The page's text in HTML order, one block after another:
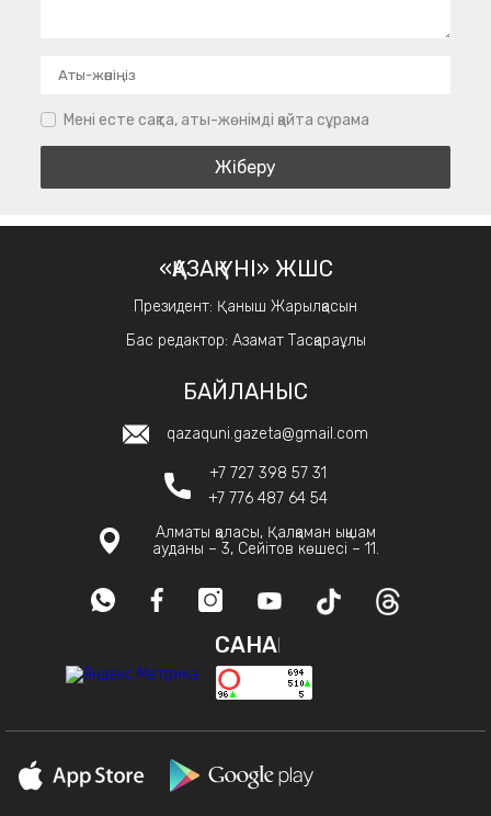
Мені есте сақта, аты-жөнімді қайта сұрама
«ҚАЗАҚ ҮНІ» ЖШС
Президент: Қаныш Жарылқасын
Бас редактор: Азамат Тасқараұлы
БАЙЛАНЫС
qazaquni.gazeta@gmail.com
+7 727 398 57 31
+7 776 487 64 54
Алматы қаласы, Қалқаман ықшам
ауданы – 3, Сейітов көшесі – 11.
САНАҚ